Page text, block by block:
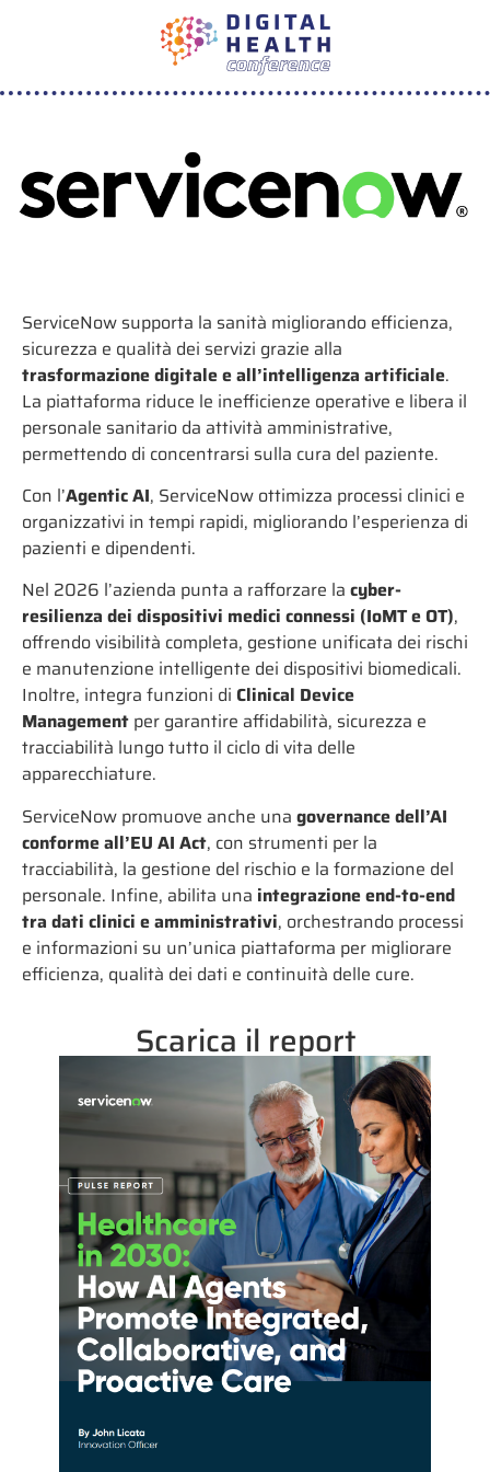
ServiceNow supporta la sanità migliorando efficienza,
sicurezza e qualità dei servizi grazie alla
trasformazione digitale e all’intelligenza artificiale.
La piattaforma riduce le inefficienze operative e libera il
personale sanitario da attività amministrative,
permettendo di concentrarsi sulla cura del paziente.
Con l’Agentic AI, ServiceNow ottimizza processi clinici e
organizzativi in tempi rapidi, migliorando l’esperienza di
pazienti e dipendenti.
Nel 2026 l’azienda punta a rafforzare la cyber-
resilienza dei dispositivi medici connessi (IoMT e OT),
offrendo visibilità completa, gestione unificata dei rischi
e manutenzione intelligente dei dispositivi biomedicali.
Inoltre, integra funzioni di Clinical Device
Management per garantire affidabilità, sicurezza e
tracciabilità lungo tutto il ciclo di vita delle
apparecchiature.
ServiceNow promuove anche una governance dell’AI
conforme all’EU AI Act, con strumenti per la
tracciabilità, la gestione del rischio e la formazione del
personale. Infine, abilita una integrazione end-to-end
tra dati clinici e amministrativi, orchestrando processi
e informazioni su un’unica piattaforma per migliorare
efficienza, qualità dei dati e continuità delle cure.
Scarica il report